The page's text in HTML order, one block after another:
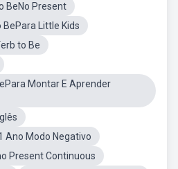
BeNo Present
Little Kids
to Be
Montar E Aprender
Ano Modo Negativo
Present Continuous